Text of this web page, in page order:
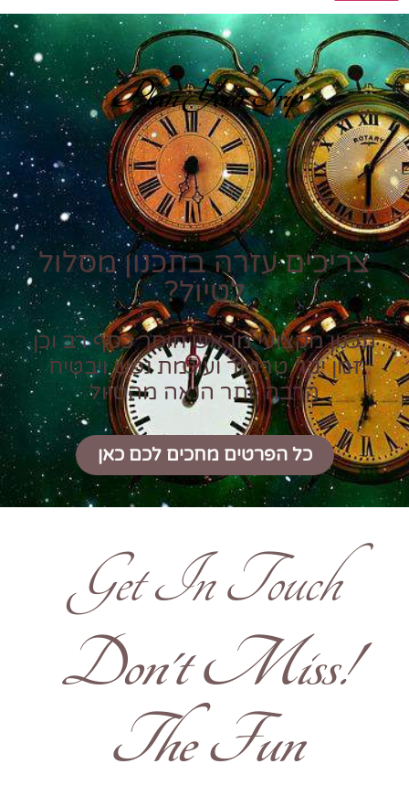
Plan Your Trip
צריכים עזרה בתכנון מסלול
לטיול?
תכנון מקצועי מראש חוסך כסף רב וכן
זמן יקר טרטור ועוגמת נפש ויבטיח
הרבה יותר הנאה מהטיול
כל הפרטים מחכים לכם כאן
Get In Touch
!Don't Miss
The Fun